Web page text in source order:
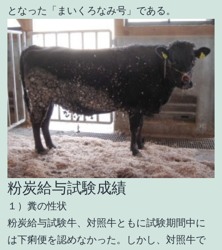
となった「まいくろなみ号」である。
粉炭給与試験成績
１）糞の性状
粉炭給与試験牛、対照牛ともに試験期間中に
は下痢便を認めなかった。しかし、対照牛で